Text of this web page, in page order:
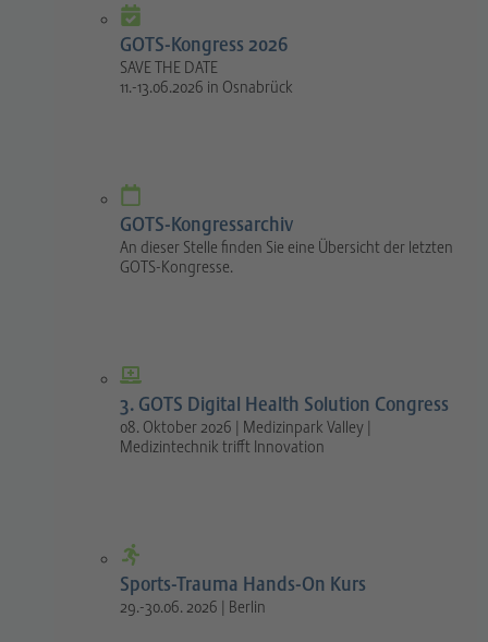
GOTS-Kongress 2026
SAVE THE DATE
11.-13.06.2026 in Osnabrück
GOTS-Kongressarchiv
An dieser Stelle finden Sie eine Übersicht der letzten
GOTS-Kongresse.
3. GOTS Digital Health Solution Congress
08. Oktober 2026 | Medizinpark Valley |
Medizintechnik trifft Innovation
Sports-Trauma Hands-On Kurs
29.-30.06. 2026 | Berlin